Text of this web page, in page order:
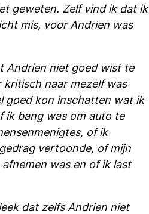
geweten. Zelf vind ik dat ik
mis, voor Andrien was
Andrien niet goed wist te
naar mezelf was
goed kon inschatten wat ik
ik bang was om auto te
of ik
vertoonde, of mijn
was en of ik last
dat zelfs Andrien niet